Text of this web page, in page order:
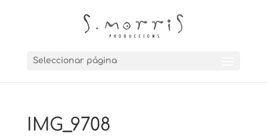
Seleccionar página
IMG_9708